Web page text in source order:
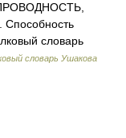
Способность
словарь
словарь Ушакова